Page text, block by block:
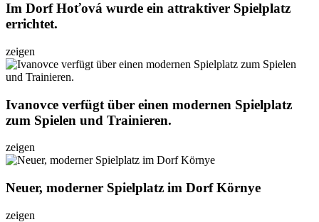
Im Dorf Hoťová wurde ein attraktiver Spielplatz
errichtet.
zeigen
Ivanovce verfügt über einen modernen Spielplatz
zum Spielen und Trainieren.
zeigen
Neuer, moderner Spielplatz im Dorf Környe
zeigen